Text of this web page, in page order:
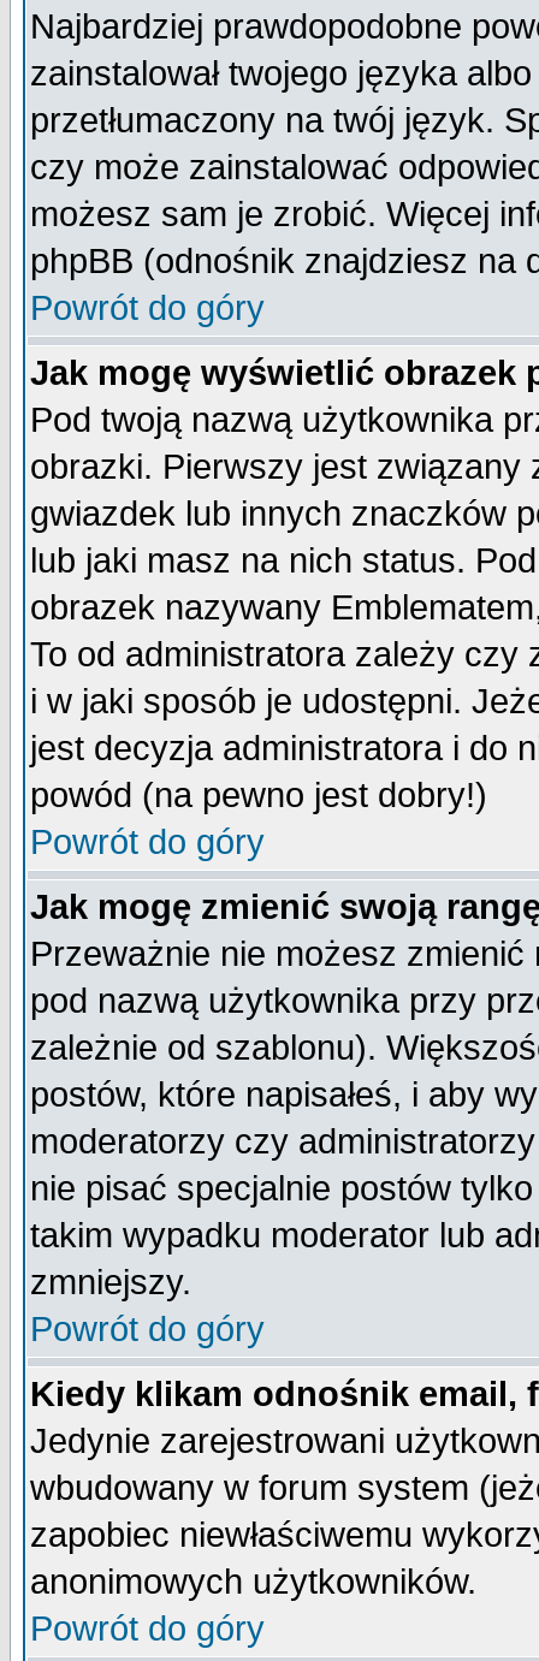
Najbardziej prawdopodobne
zainstalował twojego języka
przetłumaczony na twój język.
czy może zainstalować
możesz sam je zrobić. Więcej
phpBB (odnośnik znajdziesz na
Powrót do góry
Jak mogę wyświetlić obrazek
Pod twoją nazwą użytkownika
obrazki. Pierwszy jest
gwiazdek lub innych znaczków
lub jaki masz na nich status.
obrazek nazywany
To od administratora zależy czy
i w jaki sposób je udostępni.
jest decyzja administratora i do
powód (na pewno jest dobry!)
Powrót do góry
Jak mogę zmienić swoją
Przeważnie nie możesz
pod nazwą użytkownika przy
zależnie od szablonu).
postów, które napisałeś, i aby
moderatorzy czy
nie pisać specjalnie postów
takim wypadku moderator lub
zmniejszy.
Powrót do góry
Kiedy klikam odnośnik email,
Jedynie zarejestrowani
wbudowany w forum system
zapobiec niewłaściwemu
anonimowych użytkowników.
Powrót do góry